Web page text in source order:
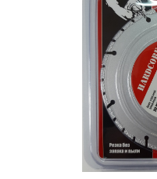
Документация
Оформление заказа
Оплата и доставка